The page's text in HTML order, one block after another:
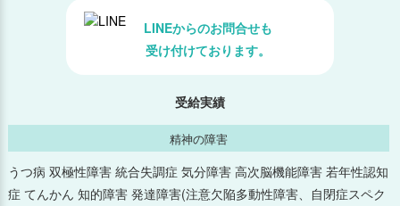
2025年8月
2025年4月
LINEからのお問合せも
受け付けております。
受給実績
精神の障害
うつ病 双極性障害 統合失調症 気分障害 高次脳機能障害 若年性認知
症 てんかん 知的障害 発達障害(注意欠陥多動性障害、自閉症スペク